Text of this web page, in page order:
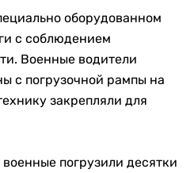
оборудованном
с соблюдением
Военные водители
с погрузочной рампы на
закрепляли для
погрузили десятки